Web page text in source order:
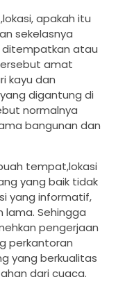
apakah itu
sekelasnya
ditempatkan atau
amat
kayu dan
digantung di
normalnya
bangunan dan
tempat,lokasi
yang baik tidak
yang informatif,
Sehingga
pengerjaan
perkantoran
yang berkualitas
dari cuaca.